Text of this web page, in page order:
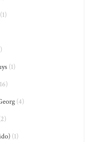
(1)
(1)
(4)
(1)